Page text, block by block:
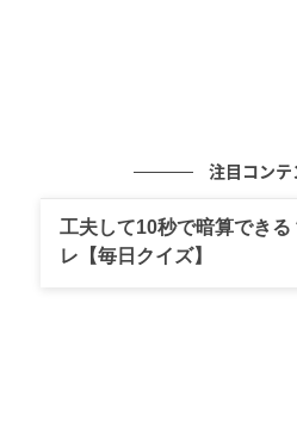
注目コンテ
工夫して10秒で暗算できる
レ【毎日クイズ】